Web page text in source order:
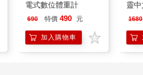
電式數位體重計
690 特價 490 元
加入購物車
靈
1680